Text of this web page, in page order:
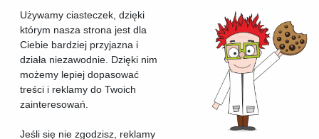
Używamy ciasteczek, dzięki
którym nasza strona jest dla
Ciebie bardziej przyjazna i
działa niezawodnie. Dzięki nim
możemy lepiej dopasować
treści i reklamy do Twoich
zainteresowań.
Jeśli się nie zgodzisz, reklamy
Ranking drukarek atramentowych monochromatycznych
Ranking urzadzen wielofunkcyjnych
Ranking urzadzen wielofunkcyjnych laserowych
Ranking urzadzen wielofunkcyjnych laserowych kolorowych
Ranking urzadzen wielofunkcyjnych kolorowych
Ranking urzadzen wielofunkcyjnych atramentowych kolorowych
Ranking urzadzen wielofunkcyjnych atramentowych
Ranking urzadzen wielofunkcyjnych atramentowych